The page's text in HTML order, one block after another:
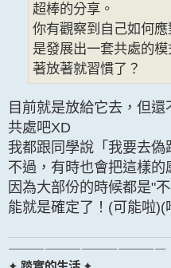
超棒的分享。
你有觀察到自己如何
是發展出一套共處的
著放著就習慣了？
目前就是放給它去，但
共處吧XD
我都跟同學說「我要去偽
不過，有時也會把這樣的
因為大部份的時候都是"
能就是確定了！(可能啦
—————————————